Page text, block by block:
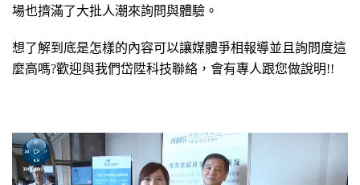
場也擠滿了大批人潮來詢問與體驗。
想了解到底是怎樣的內容可以讓媒體爭相報導並且詢問度這
麼高嗎?歡迎與我們岱陞科技聯絡，會有專人跟您做說明!!
視
訊
播